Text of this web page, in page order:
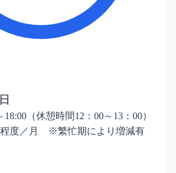
（休憩時間12：00～13：00）
程度／月 ※繁忙期により増減有